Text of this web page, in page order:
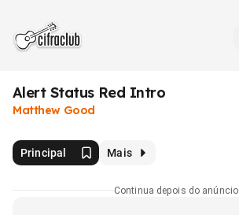
Alert Status Red Intro
Matthew Good
Principal Mais
Continua depois do anúncio